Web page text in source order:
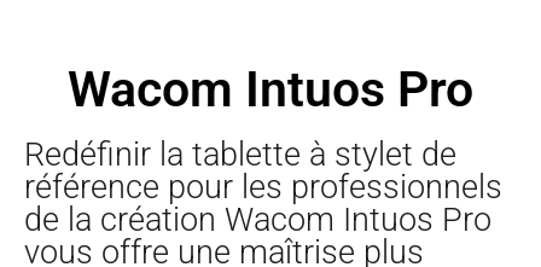
Wacom Intuos Pro
Redéfinir la tablette à stylet de
référence pour les professionnels
de la création Wacom Intuos Pro
vous offre une maîtrise plus